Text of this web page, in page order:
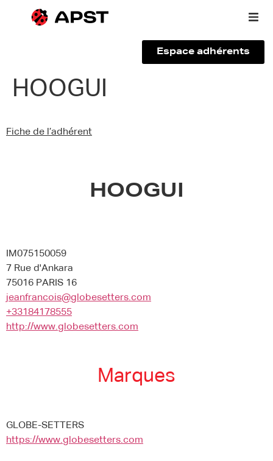
Qui sommes-nous ?
Espace adhérents
HOOGUI
Fiche de l’adhérent
HOOGUI
IM075150059
7 Rue d'Ankara
75016 PARIS 16
jeanfrancois@globesetters.com
+33184178555
http://www.globesetters.com
Marques
GLOBE-SETTERS
https://www.globesetters.com